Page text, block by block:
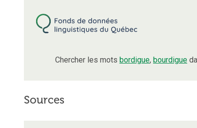
Chercher les mots bordigue, bourdigue
Sources